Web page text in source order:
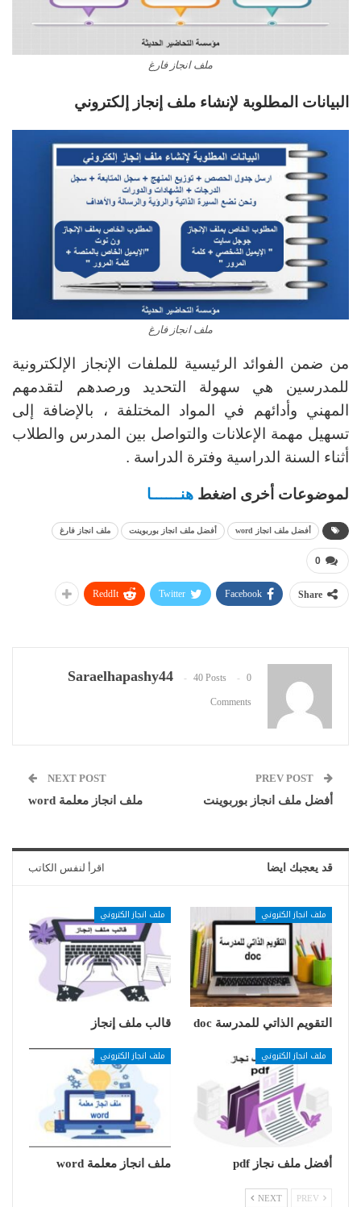
ملف انجاز فارغ
البيانات المطلوبة لإنشاء ملف إنجاز إلكتروني
ملف انجاز فارغ
من ضمن الفوائد الرئيسية للملفات الإنجاز الإلكترونية
للمدرسين هي سهولة التحديد ورصدهم لتقدمهم
المهني وأدائهم في المواد المختلفة ، بالإضافة إلى
تسهيل مهمة الإعلانات والتواصل بين المدرس والطلاب
أثناء السنة الدراسية وفترة الدراسة .
لموضوعات أخرى اضغط هنــــــا
أفضل ملف انجاز word أفضل ملف انجاز بوربوينت ملف انجاز فارغ
0
Share
Facebook
Twitter
ReddIt
Saraelhapashy44 40 Posts 0
Comments
أفضل ملف انجاز بوربوينت
NEXT POST
ملف انجاز معلمة word
قد يعجبك ايضا اقرأ لنفس الكاتب
ملف انجاز الكتروني
التقويم الذاتي للمدرسة doc
ملف انجاز الكتروني
قالب ملف إنجاز
ملف انجاز الكتروني
أفضل ملف نجاز pdf
ملف انجاز الكتروني
ملف انجاز معلمة word
NEXT